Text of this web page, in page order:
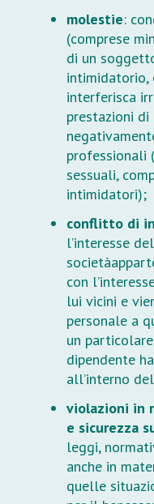
molestie:
(comprese
di un
interferisca
prestazioni
professionali
sessuali,
intimidatori);
conflitto di
l’interesse
con
lui vicini e
personale a
un
dipendente
all’interno
violazioni in
e sicurezza
leggi,
anche in
quelle